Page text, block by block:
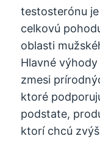
testosterónu
celkovú
oblasti
Hlavné
zmesi
ktoré
podstate,
ktorí chcú